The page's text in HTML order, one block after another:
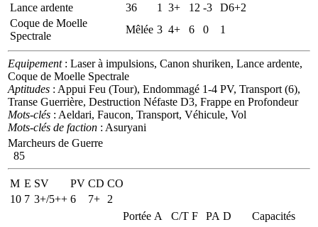
Lance ardente
36 1 3+ 12 -3
D6+2
Coque de Moelle
Spectrale
Mêlée 3 4+ 6 0 1
Equipement: Laser à impulsions, Canon shuriken, Lance ardente,
Coque de Moelle Spectrale
Aptitudes : Appui Feu (Tour), Endommagé 1-4 PV, Transport (6),
Transe Guerrière, Destruction Néfaste D3, Frappe en Profondeur
Mots-clés : Aeldari, Faucon, Transport, Véhicule, Vol
Mots-clés de faction : Asuryani
Marcheurs de Guerre
85
M E SV PV CD CO
10 7 3+/5++ 6 7+
2
Portée A C/T F PA D
Capacités